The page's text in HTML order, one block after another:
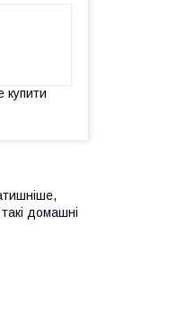
купити
домашні